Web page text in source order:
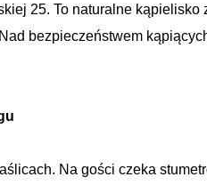
25. To naturalne
bezpieczeństwem
Na gości czeka